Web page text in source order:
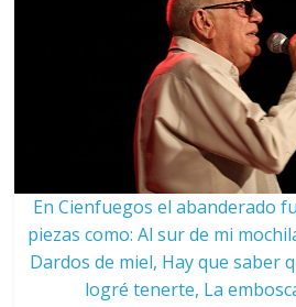
En Cienfuegos el abanderado
piezas como: Al sur de mi
Dardos de miel, Hay que saber
logré tenerte, La